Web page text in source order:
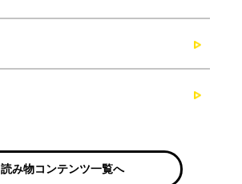
読み物コンテンツ一覧へ